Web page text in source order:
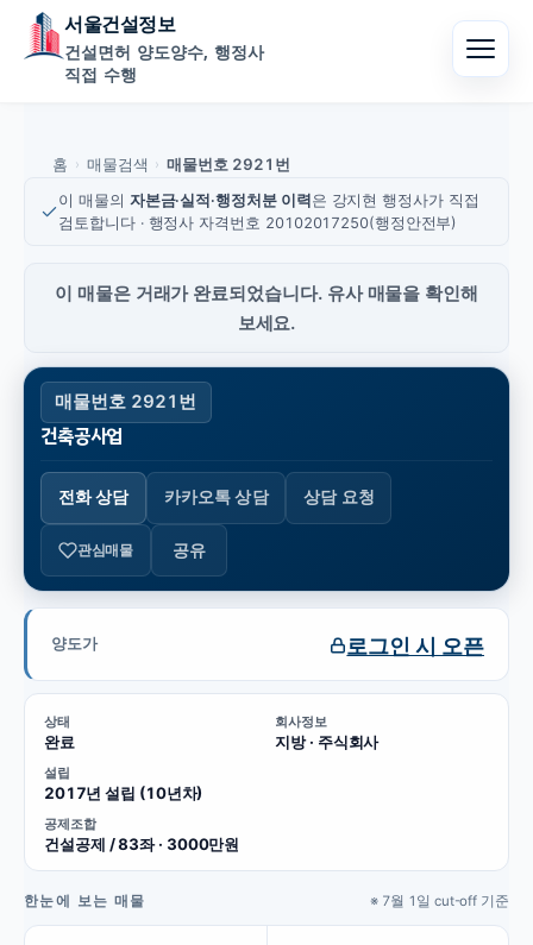
서울건설정보
건설면허 양도양수, 행정사
직접 수행
홈 › 매물검색 › 매물번호 2921번
이 매물의 자본금·실적·행정처분 이력 은 강지현 행정사가 직접
검토합니다 · 행정사 자격번호 20102017250(행정안전부)
이 매물은 거래가 완료되었습니다. 유사 매물을 확인해
보세요.
매물번호 2921번
건축공사업
전화 상담 카카오톡 상담 상담 요청
관심매물 공유
양도가 로그인 시 오픈
상태
완료
회사정보
지방 · 주식회사
설립
2017년 설립 (10년차)
공제조합
건설공제 / 83좌 · 3000만원
한눈에 보는 매물 ※ 7월 1일 cut-off 기준